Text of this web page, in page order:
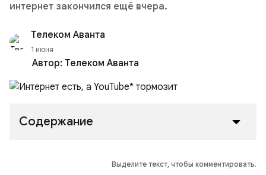
интернет закончился ещё вчера.
Телеком Аванта
1 июня
Автор: Телеком Аванта
Содержание
Выделите текст, чтобы комментировать.